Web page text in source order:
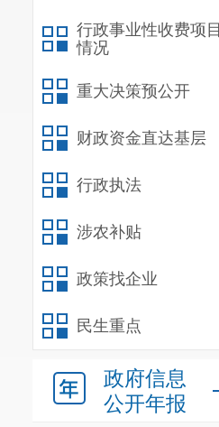
行政事业性收费项目
情况
重大决策预公开
财政资金直达基层
行政执法
涉农补贴
政策找企业
民生重点
政府信息
公开年报